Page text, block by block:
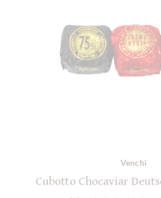
Venchi
Cubotto Chocaviar